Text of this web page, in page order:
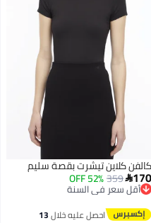
كالفن كلاين تيشرت بقصة سليم
170
359
52% OFF
أقل سعر في السنة
توصيل مجاني
أقل سعر في السنة
احصل عليه خلال13